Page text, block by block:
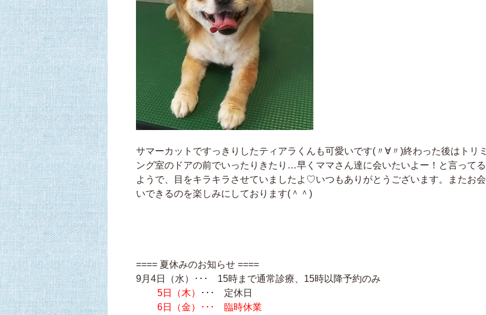
サマーカットですっきりしたティアラくんも可愛いです(〃∀〃)終わった後はトリミ
ング室のドアの前でいったりきたり…早くママさん達に会いたいよー！と言ってる
ようで、目をキラキラさせていましたよ♡いつもありがとうございます。またお会
いできるのを楽しみにしております(＾＾)
==== 夏休みのお知らせ ====
9月4日（水）･･･ 15時まで通常診療、15時以降予約のみ
5日（木）
･･･ 定休日
6日（金）･･･ 臨時休業